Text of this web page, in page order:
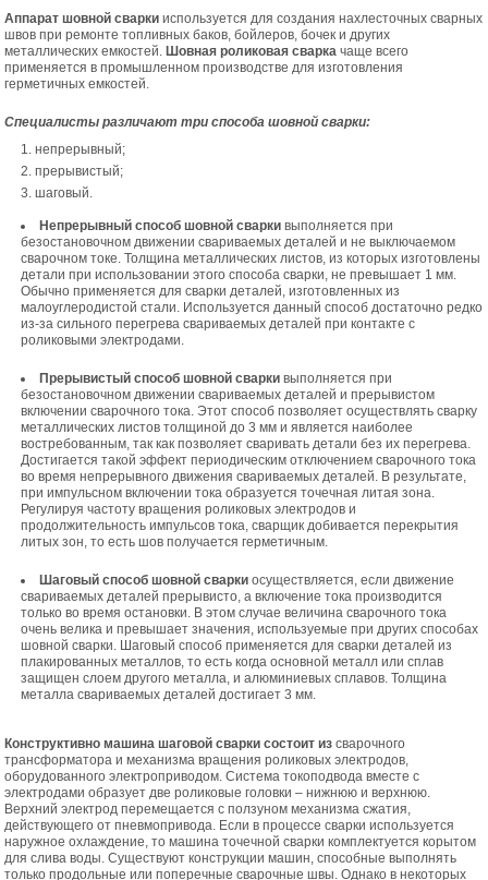
Аппарат шовной сварки используется для создания нахлесточных сварных
швов при ремонте топливных баков, бойлеров, бочек и других
металлических емкостей. Шовная роликовая сварка чаще всего
применяется в промышленном производстве для изготовления
герметичных емкостей.
Специалисты различают три способа шовной сварки:
непрерывный;
прерывистый;
шаговый.
Непрерывный способ шовной сваркивыполняется при
безостановочном движении свариваемых деталей и не выключаемом
сварочном токе. Толщина металлических листов, из которых изготовлены
детали при использовании этого способа сварки, не превышает 1 мм.
Обычно применяется для сварки деталей, изготовленных из
малоуглеродистой стали. Используется данный способ достаточно редко
из-за сильного перегрева свариваемых деталей при контакте с
роликовыми электродами.
Прерывистый способ шовной сваркивыполняется при
безостановочном движении свариваемых деталей и прерывистом
включении сварочного тока. Этот способ позволяет осуществлять сварку
металлических листов толщиной до 3 мм и является наиболее
востребованным, так как позволяет сваривать детали без их перегрева.
Достигается такой эффект периодическим отключением сварочного тока
во время непрерывного движения свариваемых деталей. В результате,
при импульсном включении тока образуется точечная литая зона.
Регулируя частоту вращения роликовых электродов и
продолжительность импульсов тока, сварщик добивается перекрытия
литых зон, то есть шов получается герметичным.
Шаговый способ шовной сваркиосуществляется, если движение
свариваемых деталей прерывисто, а включение тока производится
только во время остановки. В этом случае величина сварочного тока
очень велика и превышает значения, используемые при других способах
шовной сварки. Шаговый способ применяется для сварки деталей из
плакированных металлов, то есть когда основной металл или сплав
защищен слоем другого металла, и алюминиевых сплавов. Толщина
металла свариваемых деталей достигает 3 мм.
Конструктивно машина шаговой сварки состоит из сварочного
трансформатора и механизма вращения роликовых электродов,
оборудованного электроприводом. Система токоподвода вместе с
электродами образует две роликовые головки – нижнюю и верхнюю.
Верхний электрод перемещается с ползуном механизма сжатия,
действующего от пневмопривода. Если в процессе сварки используется
наружное охлаждение, то машина точечной сварки комплектуется корытом
для слива воды. Существуют конструкции машин, способные выполнять
только продольные или поперечные сварочные швы. Однако в некоторых